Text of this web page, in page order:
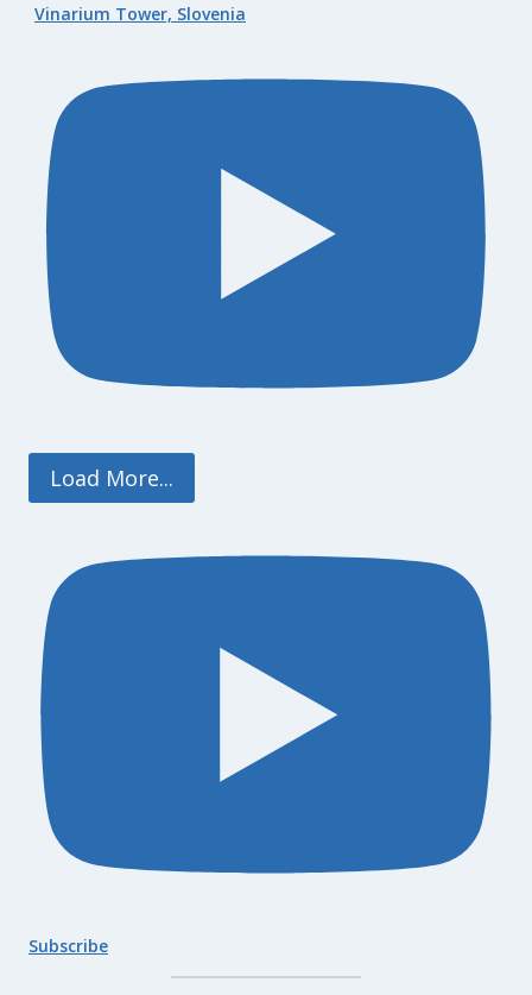
Vinarium Tower, Slovenia
Load More...
Subscribe